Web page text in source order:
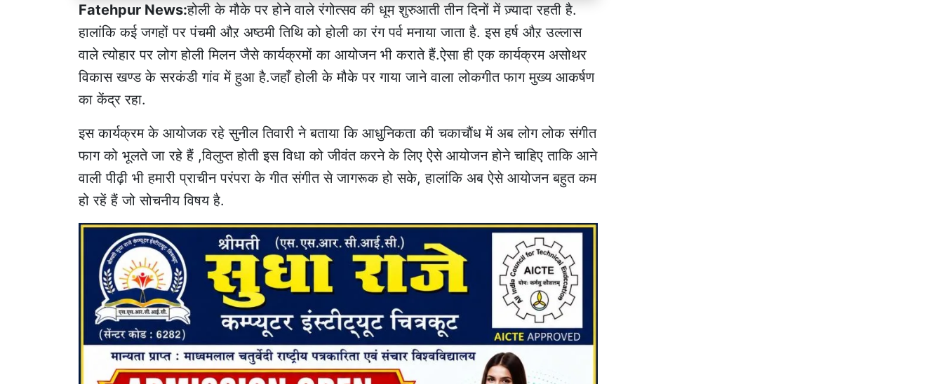
Fatehpur News:होली के मौके पर होने वाले रंगोत्सव की धूम शुरुआती तीन दिनों में ज़्यादा रहती है.
हालांकि कई जगहों पर पंचमी औऱ अष्ठमी तिथि को होली का रंग पर्व मनाया जाता है. इस हर्ष औऱ उल्लास
वाले त्योहार पर लोग होली मिलन जैसे कार्यक्रमों का आयोजन भी कराते हैं.ऐसा ही एक कार्यक्रम असोथर
विकास खण्ड के सरकंडी गांव में हुआ है.जहाँ होली के मौके पर गाया जाने वाला लोकगीत फाग मुख्य आकर्षण
का केंद्र रहा.
इस कार्यक्रम के आयोजक रहे सुनील तिवारी ने बताया कि आधुनिकता की चकाचौंध में अब लोग लोक संगीत
फाग को भूलते जा रहे हैं ,विलुप्त होती इस विधा को जीवंत करने के लिए ऐसे आयोजन होने चाहिए ताकि आने
वाली पीढ़ी भी हमारी प्राचीन परंपरा के गीत संगीत से जागरूक हो सके, हालांकि अब ऐसे आयोजन बहुत कम
हो रहें हैं जो सोचनीय विषय है.